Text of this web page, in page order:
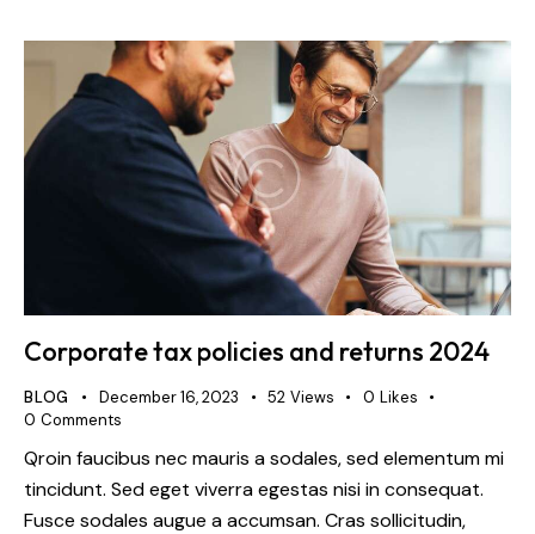
Corporate tax policies and returns 2024
BLOG December 16, 2023 52 Views 0 Likes
0 Comments
Qroin faucibus nec mauris a sodales, sed elementum mi
tincidunt. Sed eget viverra egestas nisi in consequat.
Fusce sodales augue a accumsan. Cras sollicitudin,